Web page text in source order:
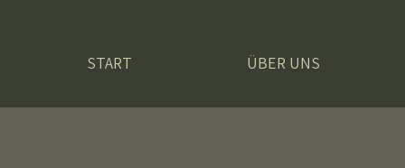
START ÜBER UNS